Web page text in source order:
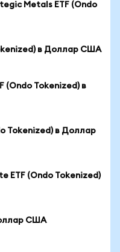
Metals ETF (Ondo
в Доллар США
(Ondo Tokenized) в
Tokenized) в Доллар
ETF (Ondo Tokenized)
США